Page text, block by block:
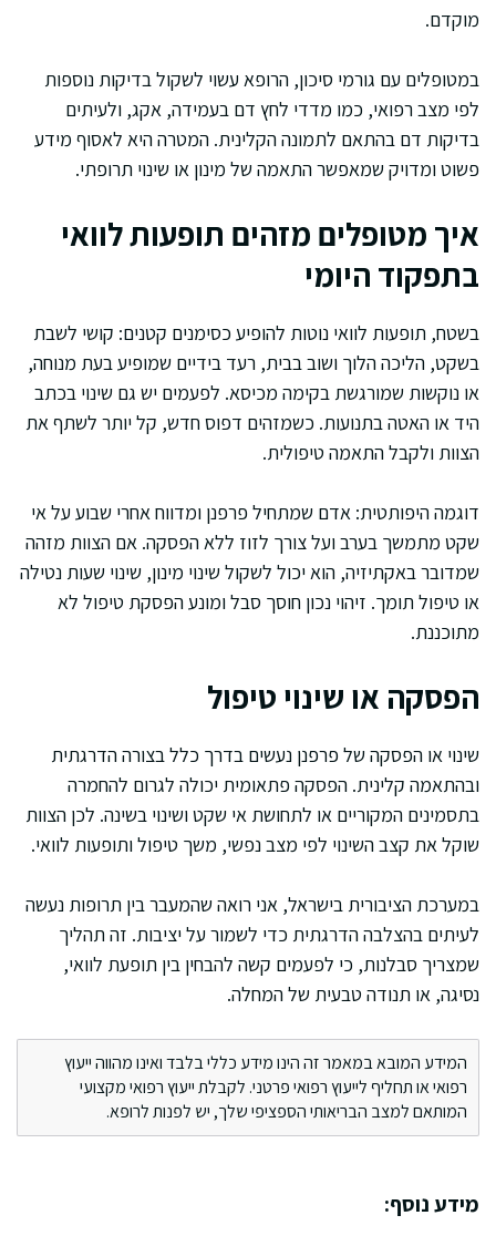
מוקדם.
במטופלים עם גורמי סיכון, הרופא עשוי לשקול בדיקות נוספות
לפי מצב רפואי, כמו מדדי לחץ דם בעמידה, אקג, ולעיתים
בדיקות דם בהתאם לתמונה הקלינית. המטרה היא לאסוף מידע
פשוט ומדויק שמאפשר התאמה של מינון או שינוי תרופתי.
איך מטופלים מזהים תופעות לוואי
בתפקוד היומי
בשטח, תופעות לוואי נוטות להופיע כסימנים קטנים: קושי לשבת
בשקט, הליכה הלוך ושוב בבית, רעד בידיים שמופיע בעת מנוחה,
או נוקשות שמורגשת בקימה מכיסא. לפעמים יש גם שינוי בכתב
היד או האטה בתנועות. כשמזהים דפוס חדש, קל יותר לשתף את
הצוות ולקבל התאמה טיפולית.
דוגמה היפותטית: אדם שמתחיל פרפנן ומדווח אחרי שבוע על אי
שקט מתמשך בערב ועל צורך לזוז ללא הפסקה. אם הצוות מזהה
שמדובר באקתיזיה, הוא יכול לשקול שינוי מינון, שינוי שעות נטילה
או טיפול תומך. זיהוי נכון חוסך סבל ומונע הפסקת טיפול לא
מתוכננת.
הפסקה או שינוי טיפול
שינוי או הפסקה של פרפנן נעשים בדרך כלל בצורה הדרגתית
ובהתאמה קלינית. הפסקה פתאומית יכולה לגרום להחמרה
בתסמינים המקוריים או לתחושת אי שקט ושינוי בשינה. לכן הצוות
שוקל את קצב השינוי לפי מצב נפשי, משך טיפול ותופעות לוואי.
במערכת הציבורית בישראל, אני רואה שהמעבר בין תרופות נעשה
לעיתים בהצלבה הדרגתית כדי לשמור על יציבות. זה תהליך
שמצריך סבלנות, כי לפעמים קשה להבחין בין תופעת לוואי,
נסיגה, או תנודה טבעית של המחלה.
המידע המובא במאמר זה הינו מידע כללי בלבד ואינו מהווה ייעוץ
רפואי או תחליף לייעוץ רפואי פרטני. לקבלת ייעוץ רפואי מקצועי
המותאם למצב הבריאותי הספציפי שלך, יש לפנות לרופא.
מידע נוסף: